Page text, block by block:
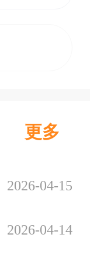
更多
2026-04-15
2026-04-14